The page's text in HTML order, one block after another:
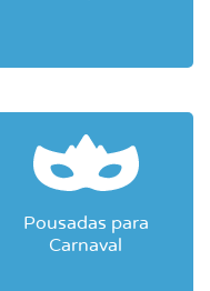
Pousadas para
Carnaval